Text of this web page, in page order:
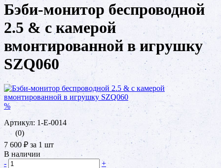
Бэби-монитор беспроводной
2.5 & с камерой
вмонтированной в игрушку
SZQ060
%
Артикул: 1-Е-0014
(0)
7 600 ₽ за 1 шт
В наличии
-
+